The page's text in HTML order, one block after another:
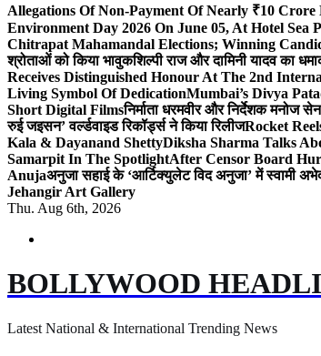
Allegations Of Non-Payment Of Nearly ₹10
Environment Day 2026 On June 05, At Hotel
Chitrapat Mahamandal Elections; Winning
श्रोताओं को किया भावुकशिल्पी राज और दामिनी यादव का
Receives Distinguished Honour At The 2nd
Living Symbol Of DedicationMumbai’s Divya
Short Digital Filmsनिर्माता धरमवीर और निर्देशक मनोज
रुई जइसन’ वर्ल्डवाइड रिकॉर्ड्स ने किया रिलीजRocket
Kala & Dayanand ShettyDiksha Sharma Talks
Samarpit In The SpotlightAfter Censor Board
Anujaअनुजा सहाई के ‘आर्टिक्युलेट विद अनुजा’ में स्वामी
Jehangir Art Gallery
Thu. Aug 6th, 2026
BOLLYWOOD
Latest National & International Trending News